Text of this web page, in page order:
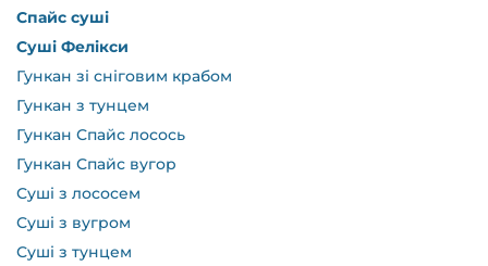
Спайс суші
Суші Фелікси
Гункан зі сніговим крабом
Гункан з тунцем
Гункан Спайс лосось
Гункан Спайс вугор
Суші з лососем
Суші з вугром
Суші з тунцем